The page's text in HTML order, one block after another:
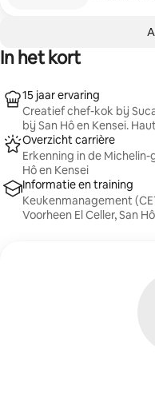
In het kort
15 jaar ervaring
Creatief chef-kok bij
bij San Hô en Kensei.
Overzicht carrière
Erkenning in de Michelin-
Hô en Kensei
Informatie en training
Keukenmanagement
Voorheen El Celler, San